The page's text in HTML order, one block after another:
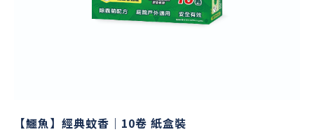
【鱷魚】經典蚊香｜10卷 紙盒裝